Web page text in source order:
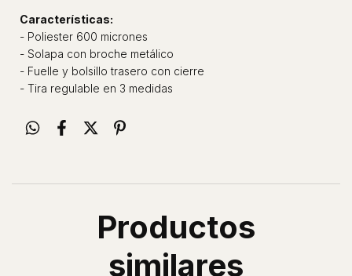
Características:
- Poliester 600 micrones
- Solapa con broche metálico
- Fuelle y bolsillo trasero con cierre
- Tira regulable en 3 medidas
Productos
similares